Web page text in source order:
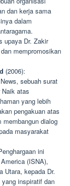
dan kerja sama
dalam
upaya Dr. Zakir
mempromosikan
(2006):
sebuah surat
atas
yang lebih
pengakuan atas
membangun dialog
masyarakat
ini
(ISNA),
Utara, kepada Dr.
inspiratif dan